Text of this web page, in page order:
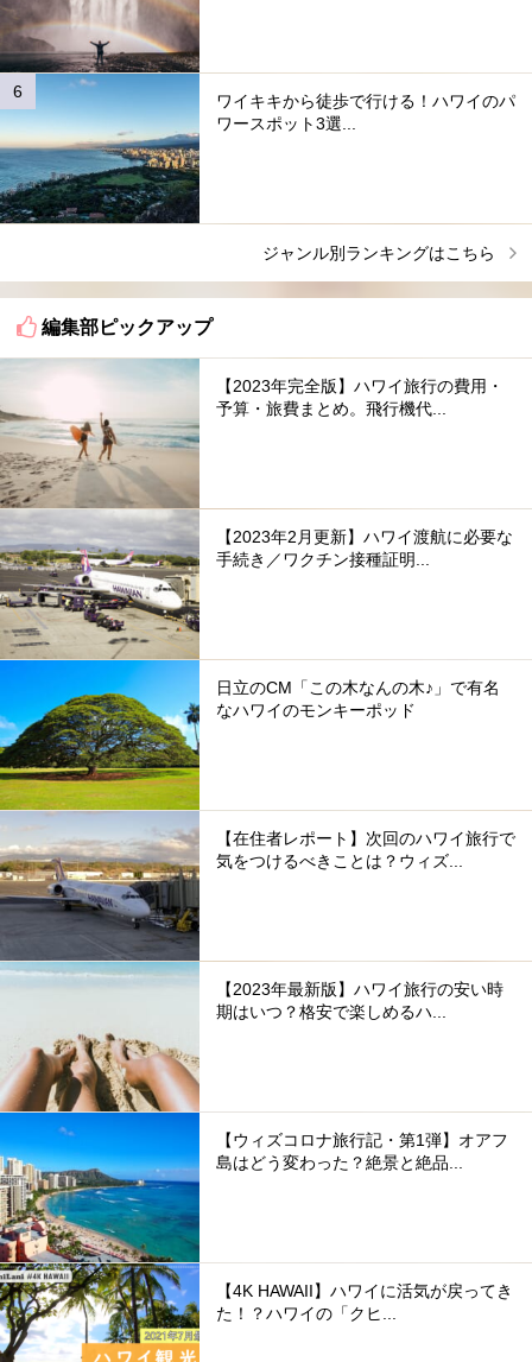
ワイキキから徒歩で行ける！ハワイのパ
ワースポット3選...
ジャンル別ランキングはこちら
編集部ピックアップ
【2023年完全版】ハワイ旅行の費用・
予算・旅費まとめ。飛行機代...
【2023年2月更新】ハワイ渡航に必要な
手続き／ワクチン接種証明...
日立のCM「この木なんの木♪」で有名
なハワイのモンキーポッド
【在住者レポート】次回のハワイ旅行で
気をつけるべきことは？ウィズ...
【2023年最新版】ハワイ旅行の安い時
期はいつ？格安で楽しめるハ...
【ウィズコロナ旅行記・第1弾】オアフ
島はどう変わった？絶景と絶品...
【4K HAWAII】ハワイに活気が戻ってき
た！？ハワイの「クヒ...